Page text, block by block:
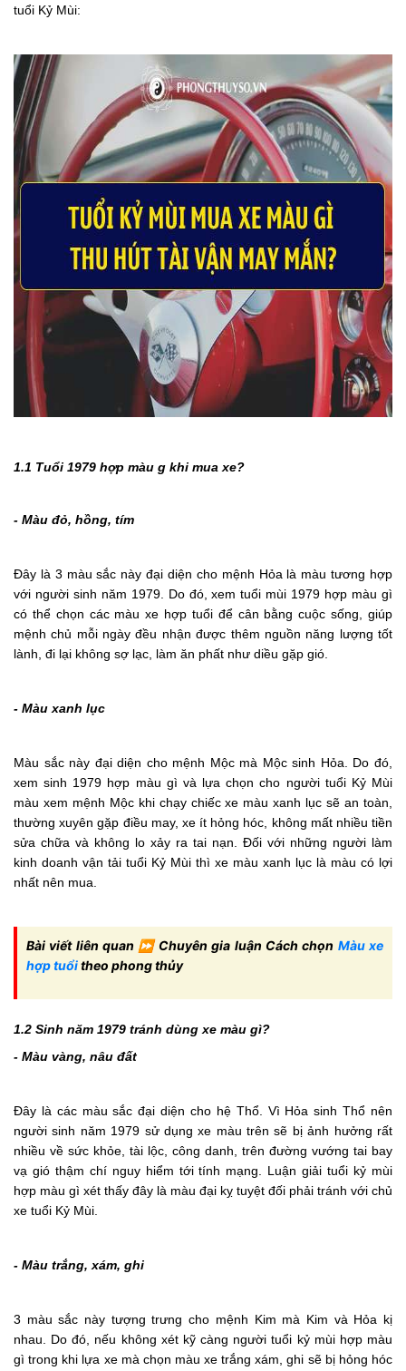
tuổi Kỷ Mùi:
1.1 Tuổi 1979 hợp màu g khi mua xe?
- Màu đỏ, hồng, tím
Đây là 3 màu sắc này đại diện cho mệnh Hỏa là màu tương hợp
với người sinh năm 1979. Do đó, xem tuổi mùi 1979 hợp màu gì
có thể chọn các màu xe hợp tuổi để cân bằng cuộc sống, giúp
mệnh chủ mỗi ngày đều nhận được thêm nguồn năng lượng tốt
lành, đi lại không sợ lạc, làm ăn phất như diều gặp gió.
- Màu xanh lục
Màu sắc này đại diện cho mệnh Mộc mà Mộc sinh Hỏa. Do đó,
xem sinh 1979 hợp màu gì và lựa chọn cho người tuổi Kỷ Mùi
màu xem mệnh Mộc khi chạy chiếc xe màu xanh lục sẽ an toàn,
thường xuyên gặp điều may, xe ít hỏng hóc, không mất nhiều tiền
sửa chữa và không lo xảy ra tai nạn. Đối với những người làm
kinh doanh vận tải tuổi Kỷ Mùi thì xe màu xanh lục là màu có lợi
nhất nên mua.
Bài viết liên quan ⏩ Chuyên gia luận Cách chọn Màu xe
hợp tuổitheo phong thủy
1.2 Sinh năm 1979 tránh dùng xe màu gì?
- Màu vàng, nâu đất
Đây là các màu sắc đại diện cho hệ Thổ. Vì Hỏa sinh Thổ nên
người sinh năm 1979 sử dụng xe màu trên sẽ bị ảnh hưởng rất
nhiều về sức khỏe, tài lộc, công danh, trên đường vướng tai bay
vạ gió thậm chí nguy hiểm tới tính mạng. Luận giải tuổi kỷ mùi
hợp màu gì xét thấy đây là màu đại kỵ tuyệt đối phải tránh với chủ
xe tuổi Kỷ Mùi.
- Màu trắng, xám, ghi
3 màu sắc này tượng trưng cho mệnh Kim mà Kim và Hỏa kị
nhau. Do đó, nếu không xét kỹ càng người tuổi kỷ mùi hợp màu
gì trong khi lựa xe mà chọn màu xe trắng xám, ghi sẽ bị hỏng hóc